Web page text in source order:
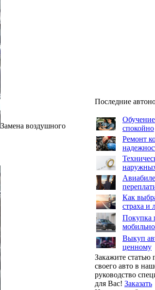
Замена воздушного
Последние
спокойно
Ремонт
Как
страха и
Покупка
Выкуп
ценному
Закажите статью
своего авто в
руководство
для Вас! Заказать